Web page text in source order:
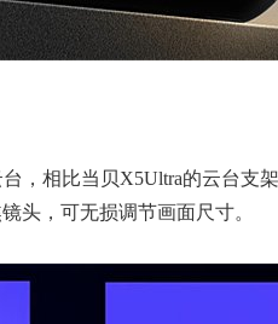
，相比当贝X5Ultra的云台支
头，可无损调节画面尺寸。